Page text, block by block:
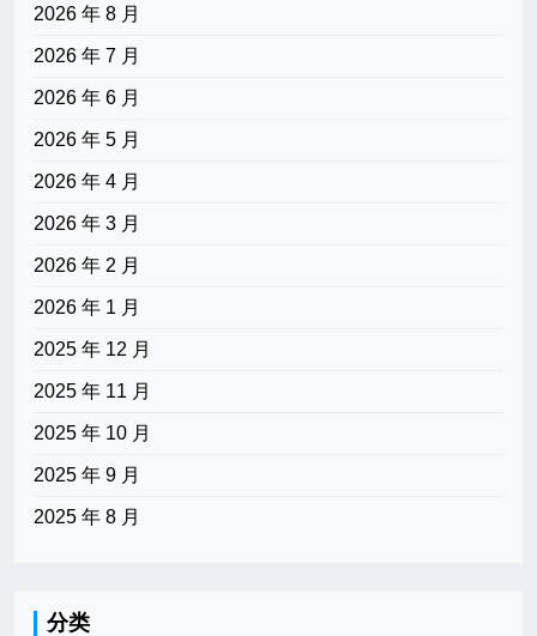
2026 年 8 月
2026 年 7 月
2026 年 6 月
2026 年 5 月
2026 年 4 月
2026 年 3 月
2026 年 2 月
2026 年 1 月
2025 年 12 月
2025 年 11 月
2025 年 10 月
2025 年 9 月
2025 年 8 月
分类